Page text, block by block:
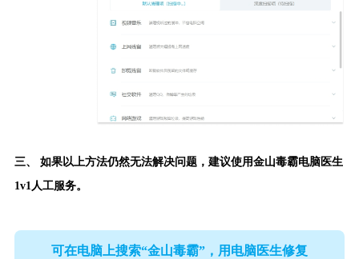
三、 如果以上方法仍然无法解决问题，建议使用金山毒霸电脑医生
1v1人工服务。
可在电脑上搜索“金山毒霸”，用电脑医生修复